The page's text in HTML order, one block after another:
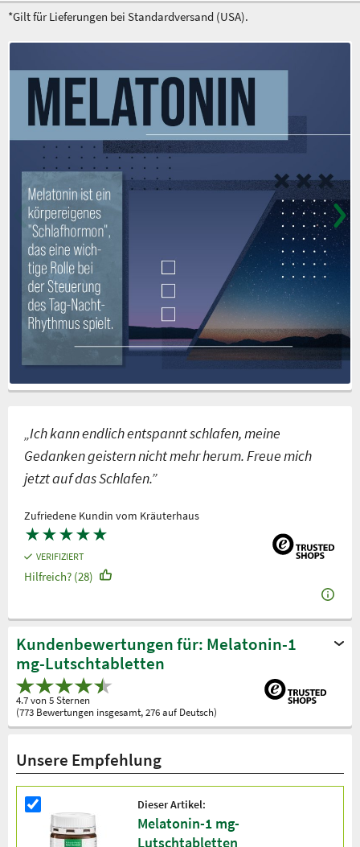
*Gilt für Lieferungen bei Standardversand (USA).
„Ich kann endlich entspannt schlafen, meine
Gedanken geistern nicht mehr herum. Freue mich
jetzt auf das Schlafen.”
Zufriedene Kundin vom Kräuterhaus
★★★★★
VERIFIZIERT
Hilfreich? (28)
Kundenbewertungen für: Melatonin-1
mg-Lutschtabletten
4.7 von 5 Sternen
(773 Bewertungen insgesamt, 276 auf Deutsch)
Unsere Empfehlung
Dieser Artikel:
Melatonin-1 mg-
Lutschtabletten